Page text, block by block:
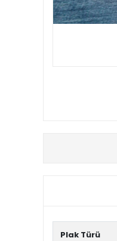
Plak Türü